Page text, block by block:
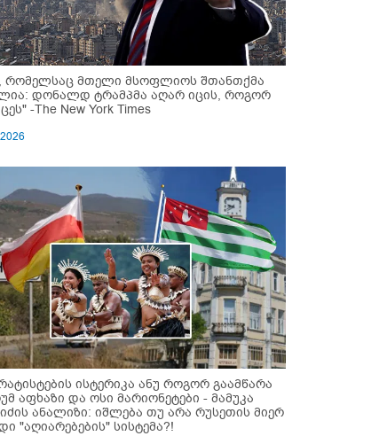
რომელსაც მთელი მსოფლიოს შთანთქმა
დონალდ ტრამპმა აღარ იცის, როგორ
-The New York Times
ისტერიკა ანუ როგორ გაამწარა
აფხაზი და ოსი მარიონეტები - მამუკა
ანალიზი: იშლება თუ არა რუსეთის მიერ
"აღიარებების" სისტემა?!